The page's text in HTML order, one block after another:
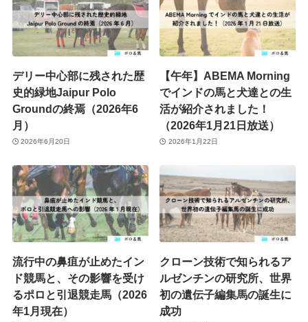
デリー中心部に残された歴
史的緑地Jaipur Polo
Groundの終焉（2026年6
月）
2026年6月20日
【午年】ABEMA Morning
でインドの馬と犬達との生
活が紹介されました！
（2026年1月21日放送）
2026年1月22日
流行中の鼻疽が止めたイン
ド競馬と、その影響を受け
るポロと引退競走馬（2026
年1月現在）
クローン技術で知られるア
ルゼンチンの研究所、世界
初の遺伝子編集馬の誕生に
成功